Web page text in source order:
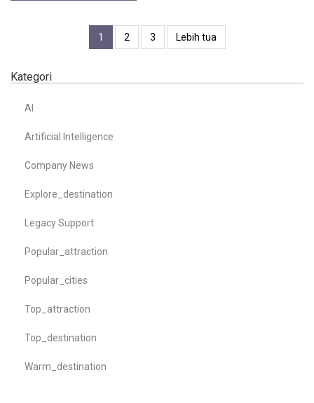
1 2 3 Lebih tua
Kategori
AI
Artificial Intelligence
Company News
Explore_destination
Legacy Support
Popular_attraction
Popular_cities
Top_attraction
Top_destination
Warm_destination